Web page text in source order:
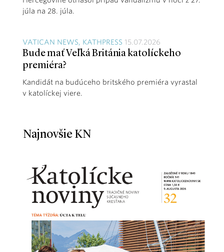
júla na 28. júla.
VATICAN NEWS, KATHPRESS 15.07.2026
Bude mať Veľká Británia katolíckeho
premiéra?
Kandidát na budúceho britského premiéra vyrastal
v katolíckej viere.
Najnovšie KN